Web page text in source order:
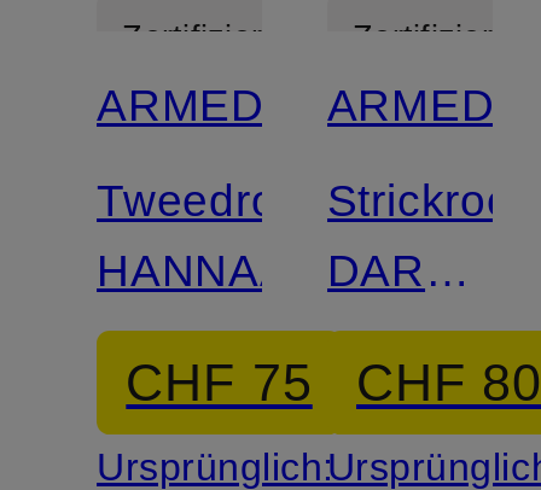
Zertifiziert
ARMEDANGELS
Tweedrock
HANNAAHLA
CHF 75
Ursprünglich:
Zertifiziert
Strickrock
DARLAA
in
CHF